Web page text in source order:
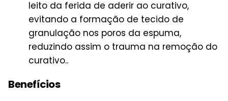
leito da ferida de aderir ao curativo,
evitando a formação de tecido de
granulação nos poros da espuma,
reduzindo assim o trauma na remoção do
curativo..
Benefícios